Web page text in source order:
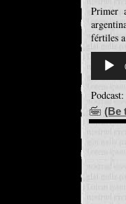
Primer
fértiles
d'àudio
Podcast:
(Be